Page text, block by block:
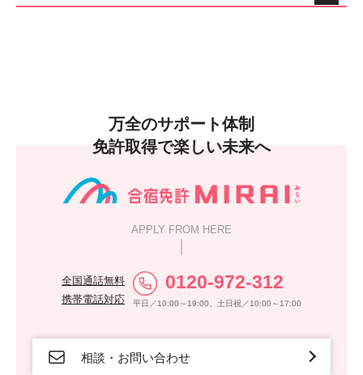
万全のサポート体制
免許取得で楽しい未来へ
APPLY FROM HERE
全国通話無料
携帯電話対応
0120-972-312
平日／10:00～19:00、土日祝／10:00～17:00
相談・お問い合わせ